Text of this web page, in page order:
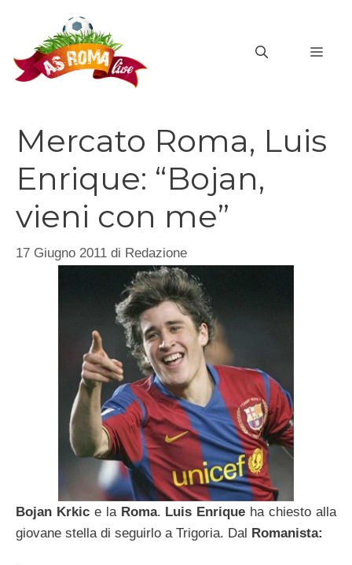
contenuto
Mercato Roma, Luis
Enrique: “Bojan,
vieni con me”
17 Giugno 2011 di Redazione
Bojan Krkic e la Roma. Luis Enrique ha chiesto alla
giovane stella di seguirlo a Trigoria. Dal Romanista: